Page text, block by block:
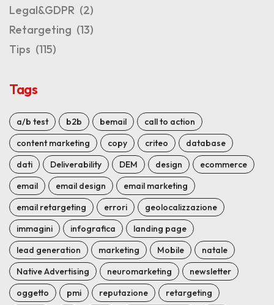
Legal&GDPR (2)
Retargeting (13)
Tips (115)
Tags
a/b test b2b bemail
call to action
content marketing
copy criteo
database
dati
Deliverability DEM design
ecommerce
email
email design
email marketing
email retargeting
errori
geolocalizzazione
immagini
infografica
landing page
lead generation
marketing Mobile
natale
Native Advertising
neuromarketing
newsletter
oggetto
pmi reputazione
retargeting